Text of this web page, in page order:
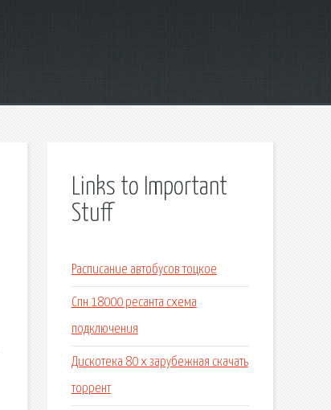
Links to Important
Stuff
Расписание автобусов тоцкое
Спн 18000 ресанта схема
подключения
Дискотека 80 х зарубежная скачать
торрент